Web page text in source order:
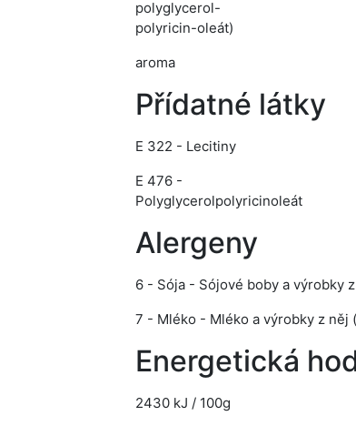
polyglycerol-
polyricin-oleát)
aroma
Přídatné látky
E 322 - Lecitiny
E 476 -
Polyglycerolpolyricinoleát
Alergeny
6 - Sója - Sójové boby a výrobky
7 - Mléko - Mléko a výrobky z něj
Energetická
2430 kJ / 100g